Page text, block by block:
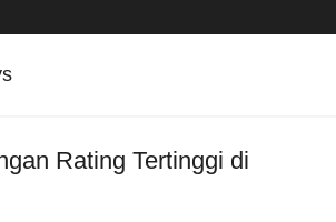
Rating Tertinggi di